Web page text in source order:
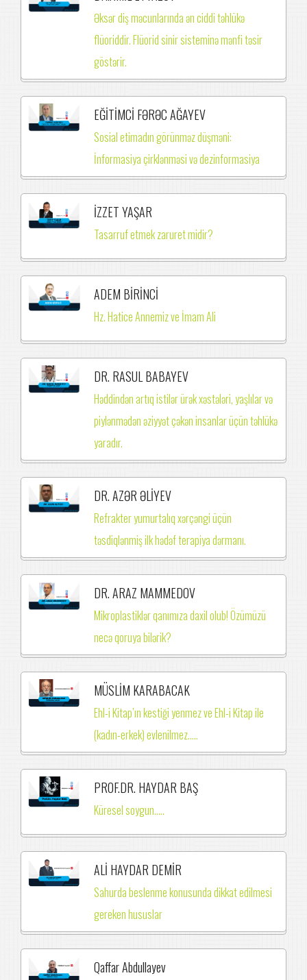
Əksər diş məcunlarında ən ciddi təhlükə
flüoriddir. Flüorid sinir sisteminə mənfi təsir
göstərir.
EĞİTİMCİ FƏRƏC AĞAYEV
Sosial etimadın görünməz düşməni:
İnformasiya çirklənməsi və dezinformasiya
İZZET YAŞAR
Tasarruf etmek zaruret midir?
ADEM BİRİNCİ
Hz. Hatice Annemiz ve İmam Ali
DR. RASUL BABAYEV
Həddindən artıq istilər ürək xəstələri, yaşlılar və
piylənmədən əziyyət çəkən insanlar üçün təhlükə
yaradır.
DR. AZƏR ƏLİYEV
Refrakter yumurtalıq xərçəngi üçün
təsdiqlənmiş ilk hədəf terapiya dərmanı.
DR. ARAZ MAMMEDOV
Mikroplastiklər qanımıza daxil olub! Özümüzü
necə qoruya bilərik?
MÜSLİM KARABACAK
Ehl-i Kitap’ın kestiği yenmez ve Ehl-i Kitap ile
(kadın-erkek) evlenilmez.….
PROF.DR. HAYDAR BAŞ
Küresel soygun.....
ALİ HAYDAR DEMİR
Sahurda beslenme konusunda dikkat edilmesi
gereken hususlar
Qaffar Abdullayev